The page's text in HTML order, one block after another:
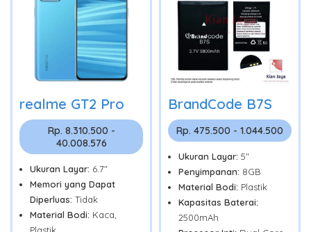
realme GT2 Pro
Rp. 8.310.500 -
40.008.576
Ukuran Layar: 6.7"
Memori yang Dapat
Diperluas: Tidak
Material Bodi: Kaca,
BrandCode B7S
Rp. 475.500 - 1.044.500
Ukuran Layar: 5"
Penyimpanan: 8GB
Material Bodi: Plastik
Kapasitas Baterai:
2500mAh